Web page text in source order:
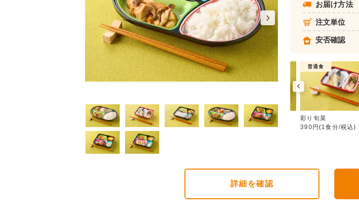
お届け方法
注文単位
安否確認
糖質カロリー調整食
648円(1食分/税込)
たんぱく調整食
756円(1食分/税込)
介護食
ムース食
583円(1食分/税込)
普通食
彩り旬菜
390円(1食分/税込)
詳細 を確認